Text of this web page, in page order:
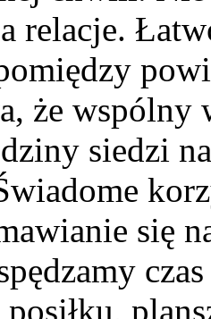
relacje.
że wspólny
siedzi
się